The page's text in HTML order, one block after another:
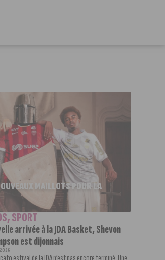
MAILLOTS POUR LA
,SPORT
arrivée à la JDA Basket, Shevon
est dijonnais